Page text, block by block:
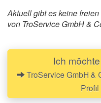
Aktuell gibt es keine
von TroService GmbH &
Ich
TroService GmbH &